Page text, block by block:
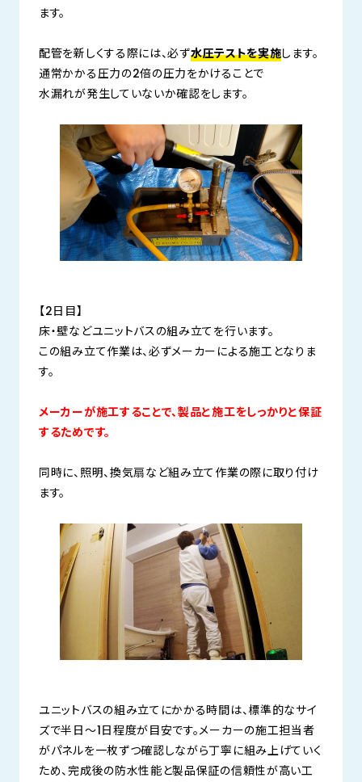
ます。
配管を新しくする際には、必ず水圧テストを実施します。
通常かかる圧力の2倍の圧力をかけることで
水漏れが発生していないか確認をします。
【2日目】
床・壁などユニットバスの組み立てを行います。
この組み立て作業は、必ずメーカーによる施工となりま
す。
メーカーが施工することで、製品と施工をしっかりと保証
するためです。
同時に、照明、換気扇など組み立て作業の際に取り付け
ます。
ユニットバスの組み立てにかかる時間は、標準的なサイ
ズで半日〜1日程度が目安です。メーカーの施工担当者
がパネルを一枚ずつ確認しながら丁寧に組み上げていく
ため、完成後の防水性能と製品保証の信頼性が高い工